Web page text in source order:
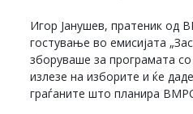
Игор Јанушев, пратеник
гостување во емисијата
зборуваше за програмата
излезе на изборите и ќе
граѓаните што планира